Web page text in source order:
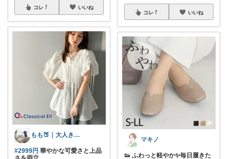
コレ いいね
もも🍑｜大人きれいめファッション
#2999円 華やかな可愛さと上品
コレ いいね
マキノ
👟 ふわっと軽やか✨毎日履きた